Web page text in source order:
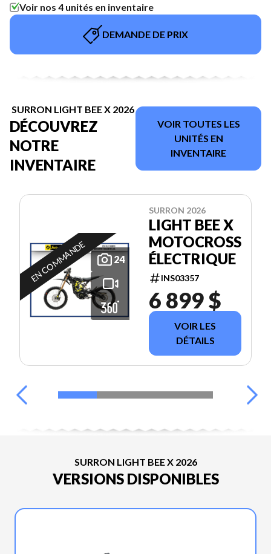
Voir nos 4 unités en inventaire
DEMANDE DE PRIX
SURRON LIGHT BEE X 2026
DÉCOUVREZ
NOTRE
INVENTAIRE
VOIR TOUTES LES
UNITÉS EN
INVENTAIRE
24
EN COMMANDE
SURRON 2026
LIGHT BEE X
MOTOCROSS
ÉLECTRIQUE
INS03357
6 899 $
VOIR LES
DÉTAILS
SURRON LIGHT BEE X 2026
VERSIONS DISPONIBLES